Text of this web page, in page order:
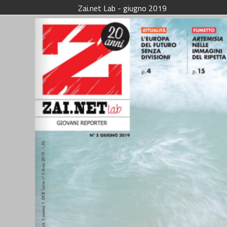
Zai.net Lab - giugno 2019